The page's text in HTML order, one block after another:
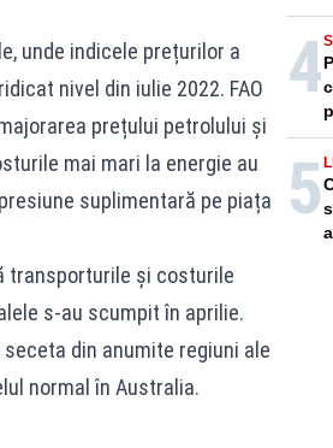
unde indicele prețurilor a
nivel din iulie 2022. FAO
prețului petrolului și
mai mari la energie au
suplimentară pe piața
transporturile și costurile
s-au scumpit în aprilie.
din anumite regiuni ale
normal în Australia.
4
5